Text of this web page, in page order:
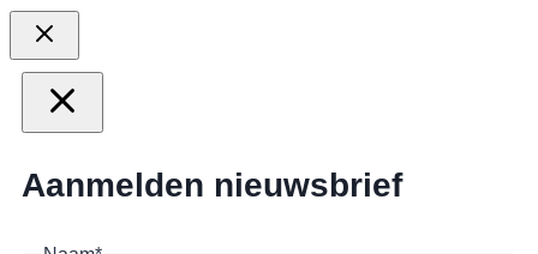
Aanmelden nieuwsbrief